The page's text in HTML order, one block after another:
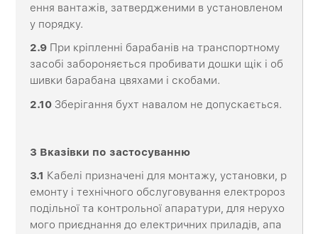
ення вантажів, затвердженими в установленом
у порядку.
2.9 При кріпленні барабанів на транспортному
засобі забороняється пробивати дошки щік і об
шивки барабана цвяхами і скобами.
2.10 Зберігання бухт навалом не допускається.
3 Вказівки по застосуванню
3.1 Кабелі призначені для монтажу, установки, р
емонту і технічного обслуговування електророз
подільної та контрольної апаратури, для нерухо
мого приєднання до електричних приладів, апа